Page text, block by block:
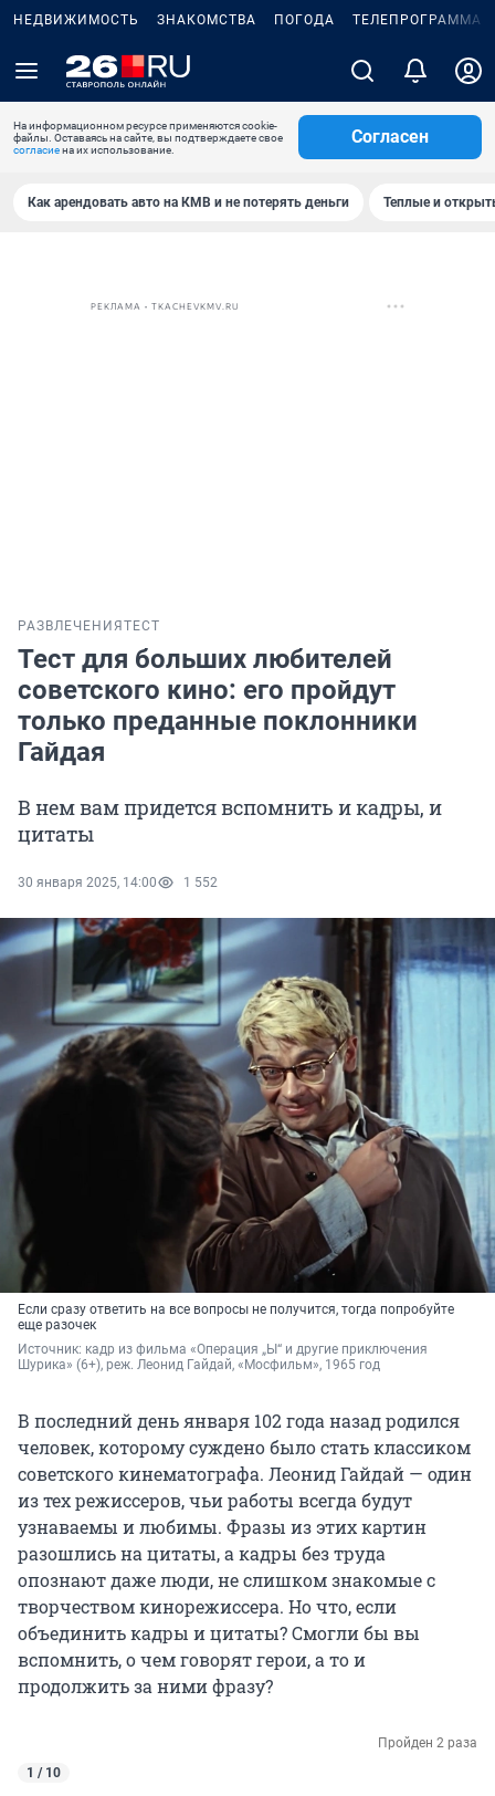
НЕДВИЖИМОСТЬ ЗНАКОМСТВА ПОГОДА ТЕЛЕПРОГРАММА
На информационном ресурсе применяются cookie-
файлы. Оставаясь на сайте, вы подтверждаете свое
согласиена их использование.
Согласен
Как арендовать авто на КМВ и не потерять деньги Теплые и
РЕКЛАМА • TKACHEVKMV.RU
РАЗВЛЕЧЕНИЯ ТЕСТ
Тест для больших любителей
советского кино: его пройдут
только преданные поклонники
Гайдая
В нем вам придется вспомнить и кадры, и
цитаты
30 января 2025, 14:00 1 552
Если сразу ответить на все вопросы не получится, тогда попробуйте
еще разочек
Источник: кадр из фильма «Операция „Ы“ и другие приключения
Шурика» (6+), реж. Леонид Гайдай, «Мосфильм», 1965 год
В последний день января 102 года назад родился
человек, которому суждено было стать классиком
советского кинематографа. Леонид Гайдай — один
из тех режиссеров, чьи работы всегда будут
узнаваемы и любимы. Фразы из этих картин
разошлись на цитаты, а кадры без труда
опознают даже люди, не слишком знакомые с
творчеством кинорежиссера. Но что, если
объединить кадры и цитаты? Смогли бы вы
вспомнить, о чем говорят герои, а то и
продолжить за ними фразу?
Пройден 2 раза
1 / 10